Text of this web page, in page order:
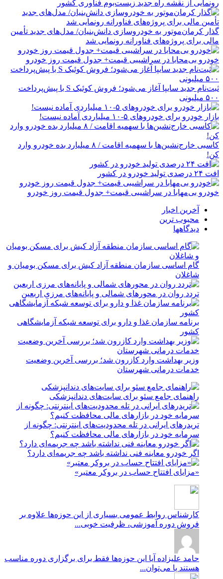
رونمایی از نقشه راه جدید زیست‌بوم فناوری کشور
گذار کرمان‌موتور به خودروسازی دانش‌بنیان/ مدل‌های جدید تأمین
مالی برای پروژه‌های فناورانه رونمایی شد
خودرو بی‌محابا در سراشیبی قیمت+ جدول قیمت روز خودرو
ثبت‌نام جدید سایپا آغاز می‌شود؛ فروش کوئیک S با پیش‌پرداخت
۵۰۰ میلیونی
بازار خودرو برای خودروهای ۵-۱۰ میلیاردی آماده نیست!
کاسبی خارج‌نشین‌ها با سهمیه اقامت / ۸ میلیارد بده خودرو وارد
کن!
افت ۲۴ درصدی تولید خودرو در کشور
خودرو بی‌مهابا در سراشیبی قیمت+ جدول قیمت روز خودرو
آخرین اخبار
محبوب ترین
دیدگاهها
گام اساسی سازمان منطقه آزاد کیش برای مسکن بومیان و
شاغلان
تردد روان در محورهای شمالی و پایانه‌های مرزی اربعین
برنامه سازمان غذا و دارو برای توسعه شبکه آزمایشگاهی
کشور
وزیر بهداشت وارد کازرون شد؛ بررسی آخرین وضعیت
خدمات درمانی شهرستان
راهنمای جامع سئو برای سایت‌های دندانپزشکی
تریدرهای ایرانی در تله محدودیت‌های اینترنتی: چگونه از
سرمایه خود در بازارهای مالی محافظت کنیم؟
اگر خودرو معاینه فنی نداشته باشد چه جریمه‌ای دارد؟
«مزایای افتتاح حساب در بروکر معتبر»
کارشناس روابط عمومی بسیاری از این حوزه‌ها علاوه بر
فروش دوره آموزشی، ظرفیت خوبی...
حامد علیزاده آیا این حوزه‌ها فقط برای برگزاری دوره مناسب
هستند یا می‌توان...